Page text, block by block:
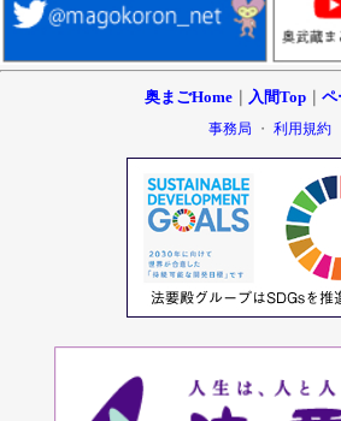
奥まごHome 入間Top ペ
事務局 ・ 利用規約